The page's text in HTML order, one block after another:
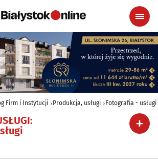
Firm i Instytucji Produkcja, usługi Fotografia - usługi
: